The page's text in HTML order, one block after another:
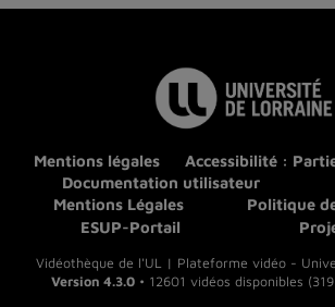
Mentions légales
Accessibilité :
Documentation utilisateur
Mentions Légales
Politique
ESUP-Portail
Vidéothèque de l'UL | Plateforme vidéo -
Version 4.3.0 • 12601 vidéos disponibles